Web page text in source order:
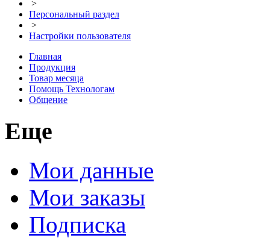
>
Персональный раздел
>
Настройки пользователя
Главная
Продукция
Товар месяца
Помощь Технологам
Общение
Еще
Мои данные
Мои заказы
Подписка